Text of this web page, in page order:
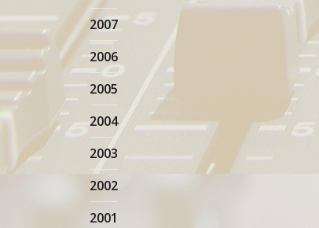
2007
2006
2005
2004
2003
2002
2001